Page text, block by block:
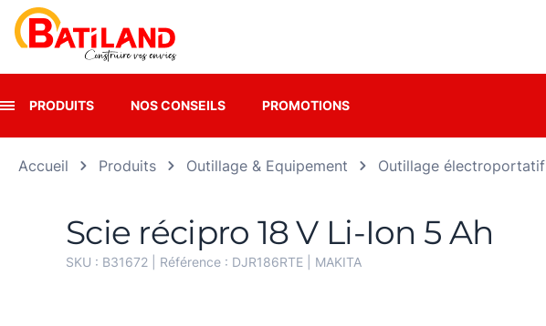
PRODUITS NOS CONSEILS PROMOTIONS
Accueil Produits Outillage & Equipement Outillage électroportatif
Scie récipro 18 V Li-Ion 5 Ah
SKU : B31672 | Référence : DJR186RTE MAKITA
Panneau de gestion des cookies